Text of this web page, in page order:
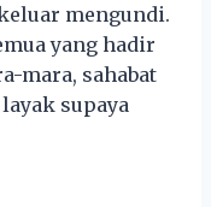
mengundi.
yang hadir
mara, sahabat
supaya